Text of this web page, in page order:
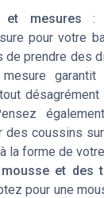
et mesures :
pour votre
de prendre des
garantit
des coussins
la forme de
et des
pour une